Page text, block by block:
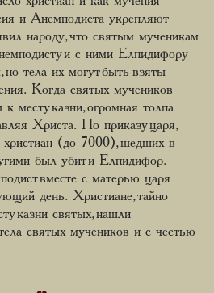
и Анемподиста укрепляют
народу, что святым мученикам
и с ними Елпидифору
но тела их могут быть взяты
Когда святых мучеников
месту казни, огромная толпа
Христа. По приказу царя,
(до 7000), шедших в
был убит и Елпидифор.
вместе с матерью царя
день. Христиане, тайно
казни святых, нашли
святых мучеников и с честью